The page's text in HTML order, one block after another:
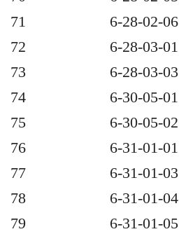
71
6-28-02-06
72
6-28-03-01
73
6-28-03-03
74
6-30-05-01
75
6-30-05-02
76
6-31-01-01
77
6-31-01-03
78
6-31-01-04
79
6-31-01-05